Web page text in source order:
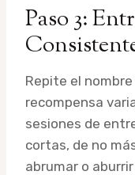
Paso 3:
Repite el
recompensa
sesiones de
cortas, de no
abrumar o